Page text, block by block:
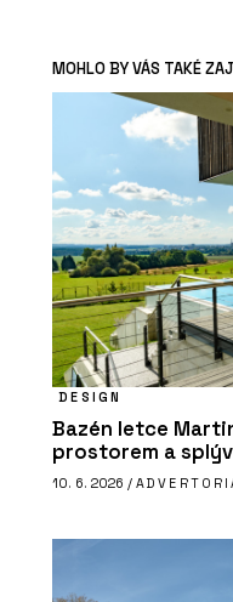
MOHLO BY VÁS TAKÉ
DESIGN
Bazén letce
prostorem a
10. 6. 2026 /